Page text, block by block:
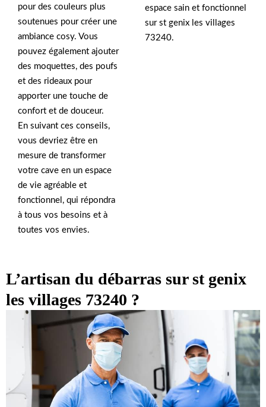
pour des couleurs plus
soutenues pour créer une
ambiance cosy. Vous
pouvez également ajouter
des moquettes, des poufs
et des rideaux pour
apporter une touche de
confort et de douceur.
En suivant ces conseils,
vous devriez être en
mesure de transformer
votre cave en un espace
de vie agréable et
fonctionnel, qui répondra
à tous vos besoins et à
toutes vos envies.
espace sain et fonctionnel
sur st genix les villages
73240.
L’artisan du débarras sur st genix
les villages 73240 ?